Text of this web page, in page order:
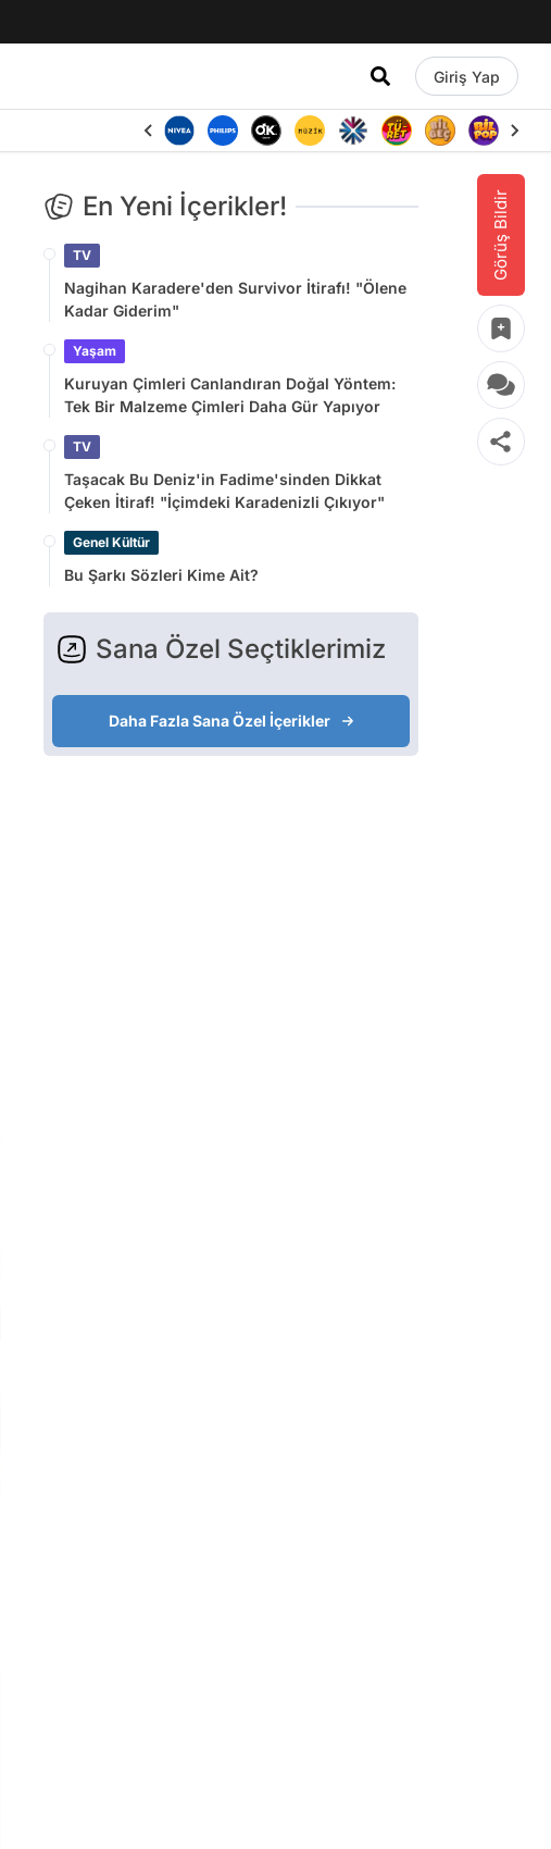
Giriş Yap
Görüş Bildir
En Yeni İçerikler!
TV
Nagihan Karadere'den Survivor İtirafı! "Ölene
Kadar Giderim"
Yaşam
Kuruyan Çimleri Canlandıran Doğal Yöntem:
Tek Bir Malzeme Çimleri Daha Gür Yapıyor
TV
Taşacak Bu Deniz'in Fadime'sinden Dikkat
Çeken İtiraf! "İçimdeki Karadenizli Çıkıyor"
Genel Kültür
Bu Şarkı Sözleri Kime Ait?
Sana Özel Seçtiklerimiz
Daha Fazla Sana Özel İçerikler